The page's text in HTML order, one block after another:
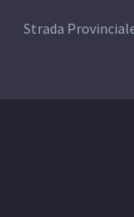
Strada